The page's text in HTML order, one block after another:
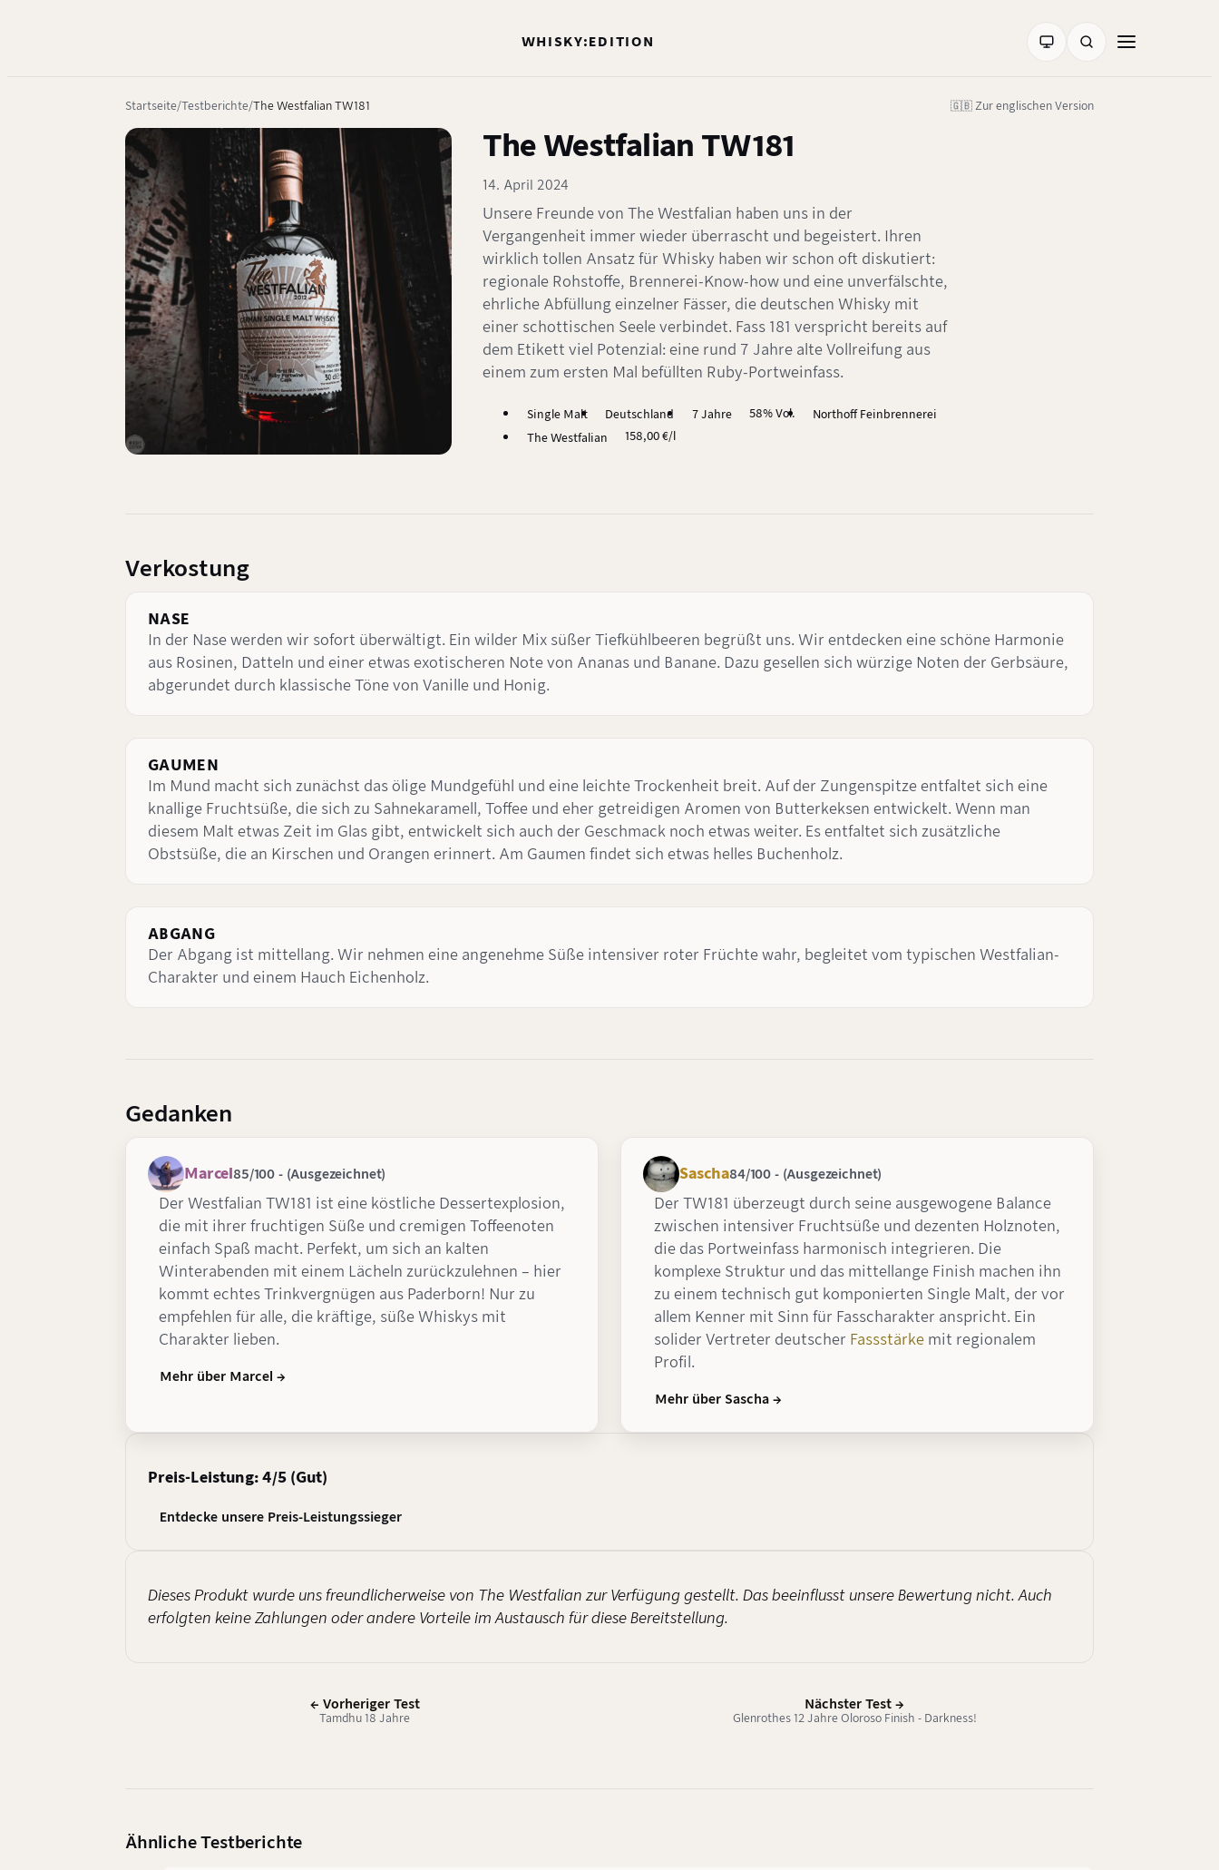
WHISKY:EDITION
Startseite Testberichte The Westfalian TW181 🇬🇧 Zur englischen Version
The Westfalian TW181
14. April 2024
Unsere Freunde von The Westfalian haben uns in der
Vergangenheit immer wieder überrascht und begeistert. Ihren
wirklich tollen Ansatz für Whisky haben wir schon oft diskutiert:
regionale Rohstoffe, Brennerei-Know-how und eine unverfälschte,
ehrliche Abfüllung einzelner Fässer, die deutschen Whisky mit
einer schottischen Seele verbindet. Fass 181 verspricht bereits auf
dem Etikett viel Potenzial: eine rund 7 Jahre alte Vollreifung aus
einem zum ersten Mal befüllten Ruby-Portweinfass.
Single Malt Deutschland 7 Jahre 58% Vol.
Northoff Feinbrennerei
The Westfalian
158,00 €/l
Verkostung
NASE
In der Nase werden wir sofort überwältigt. Ein wilder Mix süßer Tiefkühlbeeren begrüßt uns. Wir entdecken eine schöne Harmonie
aus Rosinen, Datteln und einer etwas exotischeren Note von Ananas und Banane. Dazu gesellen sich würzige Noten der Gerbsäure,
abgerundet durch klassische Töne von Vanille und Honig.
GAUMEN
Im Mund macht sich zunächst das ölige Mundgefühl und eine leichte Trockenheit breit. Auf der Zungenspitze entfaltet sich eine
knallige Fruchtsüße, die sich zu Sahnekaramell, Toffee und eher getreidigen Aromen von Butterkeksen entwickelt. Wenn man
diesem Malt etwas Zeit im Glas gibt, entwickelt sich auch der Geschmack noch etwas weiter. Es entfaltet sich zusätzliche
Obstsüße, die an Kirschen und Orangen erinnert. Am Gaumen findet sich etwas helles Buchenholz.
ABGANG
Der Abgang ist mittellang. Wir nehmen eine angenehme Süße intensiver roter Früchte wahr, begleitet vom typischen Westfalian-
Charakter und einem Hauch Eichenholz.
Gedanken
Marcel85/100 - (Ausgezeichnet)
Der Westfalian TW181 ist eine köstliche Dessertexplosion,
die mit ihrer fruchtigen Süße und cremigen Toffeenoten
einfach Spaß macht. Perfekt, um sich an kalten
Winterabenden mit einem Lächeln zurückzulehnen – hier
kommt echtes Trinkvergnügen aus Paderborn! Nur zu
empfehlen für alle, die kräftige, süße Whiskys mit
Charakter lieben.
Mehr über Marcel →
Sascha84/100 - (Ausgezeichnet)
Der TW181 überzeugt durch seine ausgewogene Balance
zwischen intensiver Fruchtsüße und dezenten Holznoten,
die das Portweinfass harmonisch integrieren. Die
komplexe Struktur und das mittellange Finish machen ihn
zu einem technisch gut komponierten Single Malt, der vor
allem Kenner mit Sinn für Fasscharakter anspricht. Ein
solider Vertreter deutscher Fassstärke mit regionalem
Profil.
Mehr über Sascha →
Preis-Leistung: 4/5 (Gut)
Entdecke unsere Preis-Leistungssieger
Dieses Produkt wurde uns freundlicherweise von The Westfalian zur Verfügung gestellt. Das beeinflusst unsere Bewertung nicht. Auch
erfolgten keine Zahlungen oder andere Vorteile im Austausch für diese Bereitstellung.
← Vorheriger Test
Tamdhu 18 Jahre
Nächster Test →
Glenrothes 12 Jahre Oloroso Finish - Darkness!
Ähnliche Testberichte